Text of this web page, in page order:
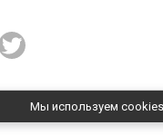
Мы используем